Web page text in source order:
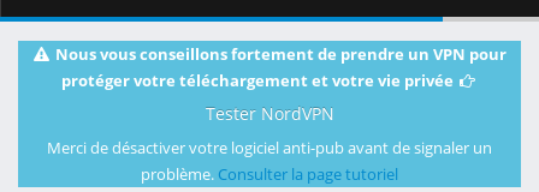
Nous vous conseillons fortement de prendre un VPN pour
protéger votre téléchargement et votre vie privée
Tester NordVPN
Merci de désactiver votre logiciel anti-pub avant de signaler un
problème. Consulter la page tutoriel